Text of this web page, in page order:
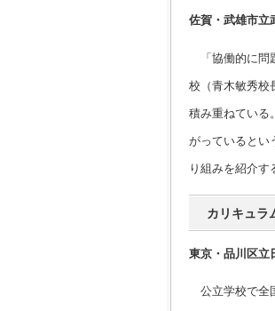
佐賀・武雄市立
「協働的に問
校（青木敏秀校
積み重ねている
がっているとい
り組みを紹介す
カリキュラ
東京・品川区立
公立学校で全